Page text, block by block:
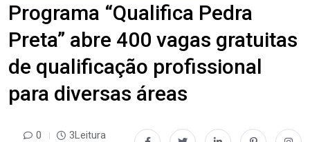
Programa “Qualifica Pedra
Preta” abre 400 vagas gratuitas
de qualificação profissional
para diversas áreas
0 3Leitura